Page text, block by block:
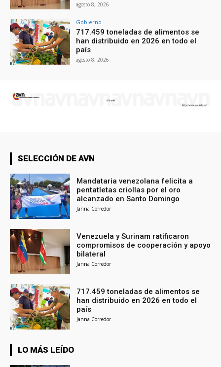
agosto 8, 2026
Gobierno
717.459 toneladas de alimentos se
han distribuido en 2026 en todo el
país
agosto 8, 2026
SELECCIÓN DE AVN
Mandataria venezolana felicita a
pentatletas criollas por el oro
alcanzado en Santo Domingo
Janna Corredor
Venezuela y Surinam ratificaron
compromisos de cooperación y apoyo
bilateral
Janna Corredor
717.459 toneladas de alimentos se
han distribuido en 2026 en todo el
país
Janna Corredor
LO MÁS LEÍDO